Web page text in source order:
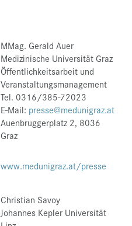
MMag. Gerald Auer
Medizinische Universität Graz
Öffentlichkeitsarbeit und
Veranstaltungsmanagement
Tel. 0316/385-72023
E-Mail: presse@medunigraz.at
Auenbruggerplatz 2, 8036
Graz
www.medunigraz.at/presse
Christian Savoy
Johannes Kepler Universität